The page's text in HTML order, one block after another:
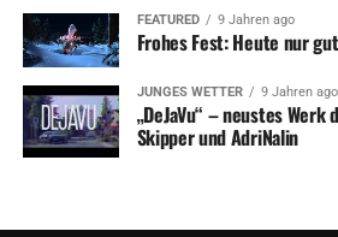
FEATURED 9 Jahren ago
Frohes Fest: Heute nur
JUNGES WETTER 9 Jahren ago
„DeJaVu“ – neustes
Skipper und AdriNalin